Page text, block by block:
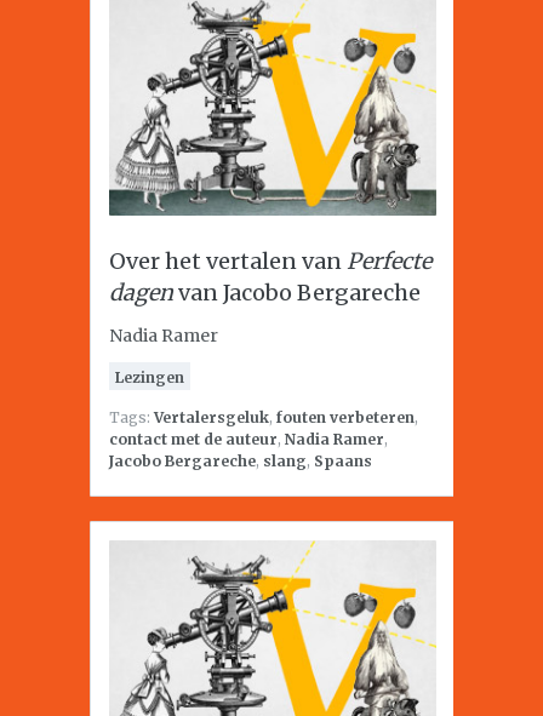
Over het vertalen vanPerfecte
dagenvan Jacobo Bergareche
Nadia Ramer
Lezingen
Tags:Vertalersgeluk, fouten verbeteren,
contact met de auteur, Nadia Ramer,
Jacobo Bergareche, slang, Spaans